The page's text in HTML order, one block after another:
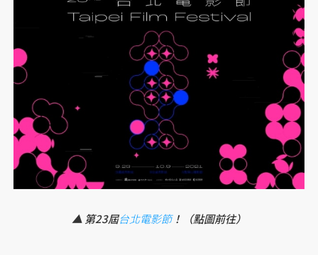
▲ 第23屆台北電影節！（點圖前往）